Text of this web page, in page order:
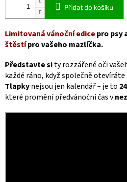
Přidat do košíku
Limitovaná vánoční edicepro psy
štěstípro vašeho mazlíčka.
Představte sity rozzářené oči
každé ráno, když společně otevíráte
Tlapkynejsou jen kalendář – je to
které promění předvánoční čas v